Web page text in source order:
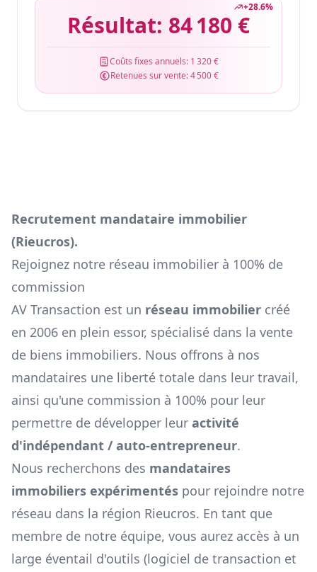
+28.6%
Résultat: 84 180 €
Coûts fixes annuels: 1 320 €
Retenues sur vente:4 500 €
Recrutement mandataire immobilier
(Rieucros).
Rejoignez notre réseau immobilier à 100% de
commission
AV Transaction est un réseau immobilier créé
en 2006 en plein essor, spécialisé dans la vente
de biens immobiliers. Nous offrons à nos
mandataires une liberté totale dans leur travail,
ainsi qu'une commission à 100% pour leur
permettre de développer leur activité
d'indépendant / auto-entrepreneur.
Nous recherchons des mandataires
immobiliers expérimentés pour rejoindre notre
réseau dans la région Rieucros. En tant que
membre de notre équipe, vous aurez accès à un
large éventail d'outils (logiciel de transaction et